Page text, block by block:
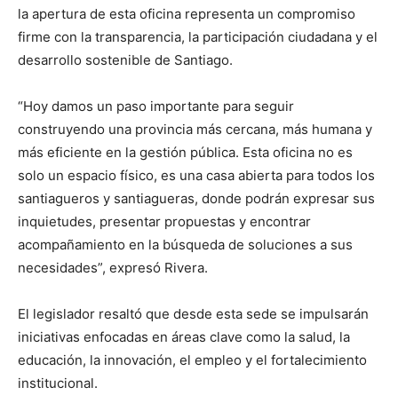
la apertura de esta oficina representa un compromiso
firme con la transparencia, la participación ciudadana y el
desarrollo sostenible de Santiago.
“Hoy damos un paso importante para seguir
construyendo una provincia más cercana, más humana y
más eficiente en la gestión pública. Esta oficina no es
solo un espacio físico, es una casa abierta para todos los
santiagueros y santiagueras, donde podrán expresar sus
inquietudes, presentar propuestas y encontrar
acompañamiento en la búsqueda de soluciones a sus
necesidades”, expresó Rivera.
El legislador resaltó que desde esta sede se impulsarán
iniciativas enfocadas en áreas clave como la salud, la
educación, la innovación, el empleo y el fortalecimiento
institucional.